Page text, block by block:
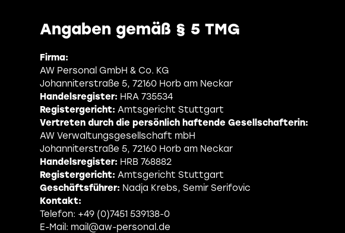
Angaben gemäß § 5 TMG
Firma:
AW Personal GmbH & Co. KG
Johanniterstraße 5, 72160 Horb am Neckar
Handelsregister: HRA 735534
Registergericht: Amtsgericht Stuttgart
Vertreten durch die persönlich haftende Gesellschafterin:
AW Verwaltungsgesellschaft mbH
Johanniterstraße 5, 72160 Horb am Neckar
Handelsregister: HRB 768882
Registergericht: Amtsgericht Stuttgart
Geschäftsführer: Nadja Krebs, Semir Serifovic
Kontakt:
Telefon: +49 (0)7451 539138-0
E-Mail: mail@aw-personal.de